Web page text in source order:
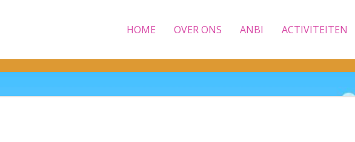
HOME OVER ONS ANBI ACTIVITEITEN